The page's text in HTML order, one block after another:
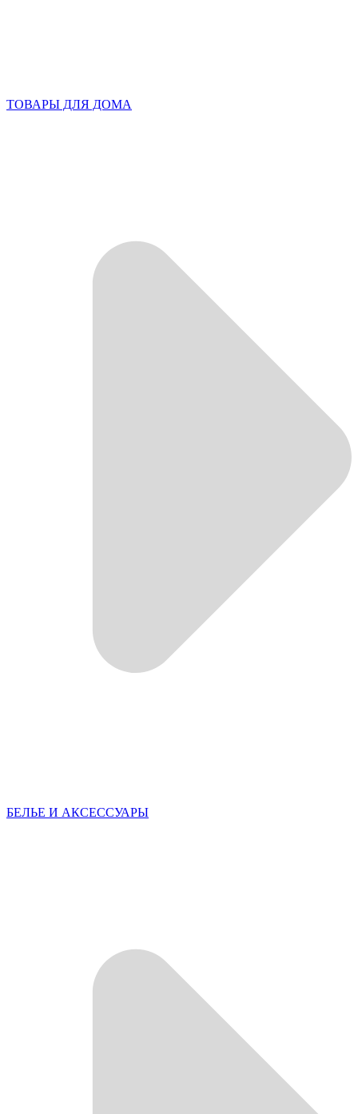
ТОВАРЫ ДЛЯ ДОМА
БЕЛЬЕ И АКСЕССУАРЫ